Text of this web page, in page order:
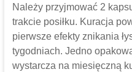
Należy przyjmować 2
trakcie posiłku. Kuracja
pierwsze efekty znikania
tygodniach. Jedno
wystarcza na miesięczną